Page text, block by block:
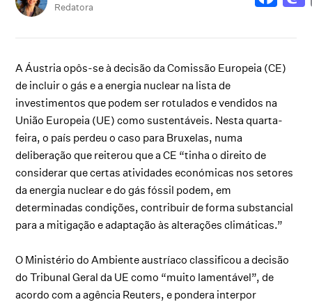
Redatora
A Áustria opôs-se à decisão da Comissão Europeia (CE)
de incluir o gás e a energia nuclear na lista de
investimentos que podem ser rotulados e vendidos na
União Europeia (UE) como sustentáveis. Nesta quarta-
feira, o país perdeu o caso para Bruxelas, numa
deliberação que reiterou que a CE “tinha o direito de
considerar que certas atividades económicas nos setores
da energia nuclear e do gás fóssil podem, em
determinadas condições, contribuir de forma substancial
para a mitigação e adaptação às alterações climáticas.”
O Ministério do Ambiente austríaco classificou a decisão
do Tribunal Geral da UE como “muito lamentável”, de
acordo com a agência Reuters, e pondera interpor